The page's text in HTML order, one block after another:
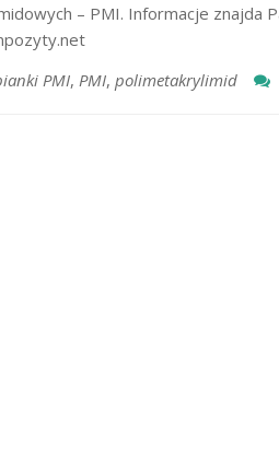
– PMI. Informacje znajda
PMI, PMI, polimetakrylimid